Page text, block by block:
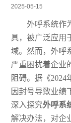
2025-05-15
外呼系统作
具，被广泛应用
域。然而，外呼
严重困扰着企业
阻碍。据《2024
因封号导致业绩
深入探究外呼系
解决办法，对企